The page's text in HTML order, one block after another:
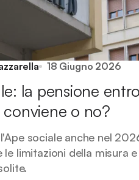
18 Giugno 2026
la pensione entro
o no?
sociale anche nel
le limitazioni della misura